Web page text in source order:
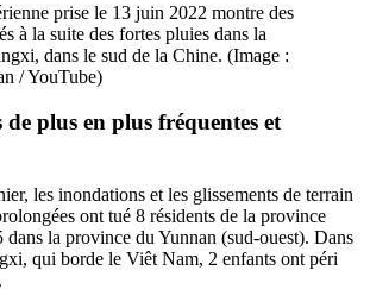
prise le 13 juin 2022 montre des
à la suite des fortes pluies dans la
dans le sud de la Chine. (Image :
/ YouTube)
de plus en plus fréquentes et
les inondations et les glissements de terrain
ont tué 8 résidents de la province
dans la province du Yunnan (sud-ouest). Dans
qui borde le Viêt Nam, 2 enfants ont péri